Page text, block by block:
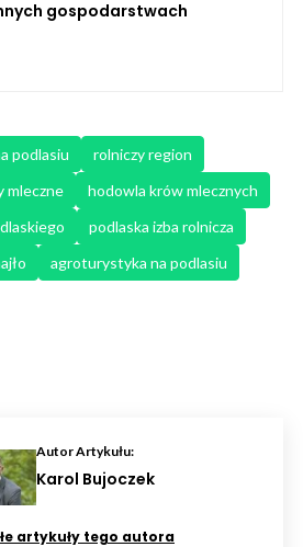
gospodarstwach
podlasiu
rolniczy region
mleczne
hodowla krów mlecznych
podlaska izba rolnicza
agroturystyka na podlasiu
Autor Artykułu:
Karol Bujoczek
artykuły tego autora